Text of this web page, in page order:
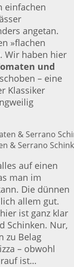
einfachen
angetan.
»flachen
Wir haben hier
und
– eine
Klassiker
& Serrano
auf einen
man im
Die dünnen
allem gut.
ist ganz klar
Schinken. Nur,
zu Belag
– obwohl
ist…